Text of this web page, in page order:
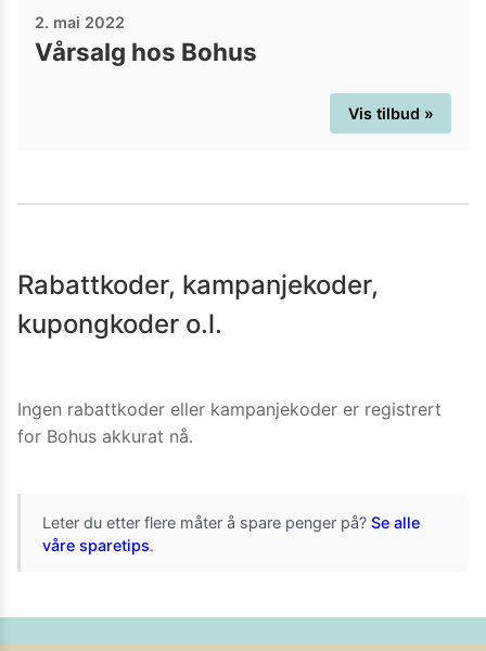
2. mai 2022
Vårsalg hos Bohus
Vis tilbud »
Rabattkoder, kampanjekoder,
kupongkoder o.l.
Ingen rabattkoder eller kampanjekoder er registrert
for Bohus akkurat nå.
Leter du etter flere måter å spare penger på? Se alle
våre sparetips.